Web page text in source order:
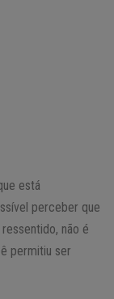
está
perceber que
não é
permitiu ser